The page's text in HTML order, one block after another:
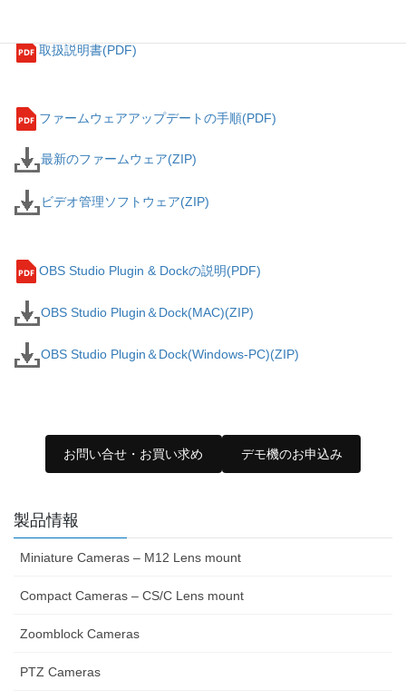
取扱説明書(PDF)
ファームウェアアップデートの手順(PDF)
最新のファームウェア(ZIP)
ビデオ管理ソフトウェア(ZIP)
OBS Studio Plugin & Dockの説明(PDF)
OBS Studio Plugin＆Dock(MAC)(ZIP)
OBS Studio Plugin＆Dock(Windows-PC)(ZIP)
お問い合せ・お買い求め デモ機のお申込み
製品情報
Miniature Cameras – M12 Lens mount
Compact Cameras – CS/C Lens mount
Zoomblock Cameras
PTZ Cameras